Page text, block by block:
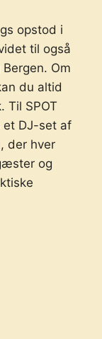
opstod i
til også
Om
du altid
Til SPOT
et DJ-set af
der hver
og